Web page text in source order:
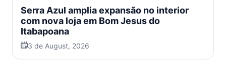
Serra Azul amplia expansão no interior
com nova loja em Bom Jesus do
Itabapoana
3 de August, 2026